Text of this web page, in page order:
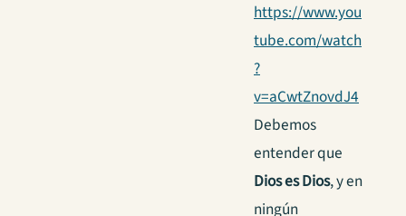
https://www.you
tube.com/watch
?
v=aCwtZnovdJ4
Debemos
entender que
Dios es Dios, y en
ningún